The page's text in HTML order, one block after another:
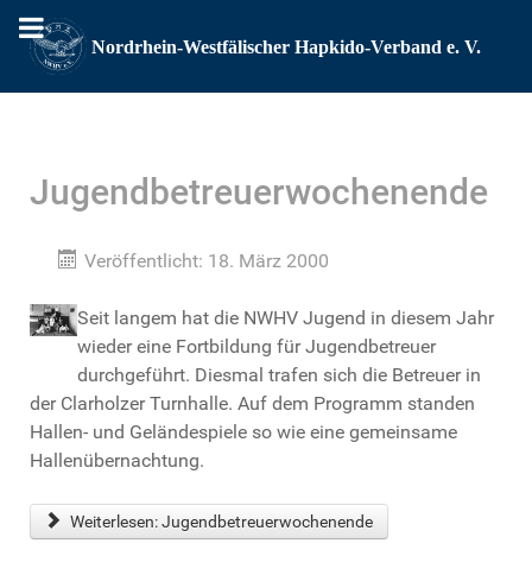
Jugendbetreuerwochenende
Veröffentlicht: 18. März 2000
Seit langem hat die NWHV Jugend in diesem Jahr
wieder eine Fortbildung für Jugendbetreuer
durchgeführt. Diesmal trafen sich die Betreuer in
der Clarholzer Turnhalle. Auf dem Programm standen
Hallen- und Geländespiele so wie eine gemeinsame
Hallenübernachtung.
Weiterlesen: Jugendbetreuerwochenende